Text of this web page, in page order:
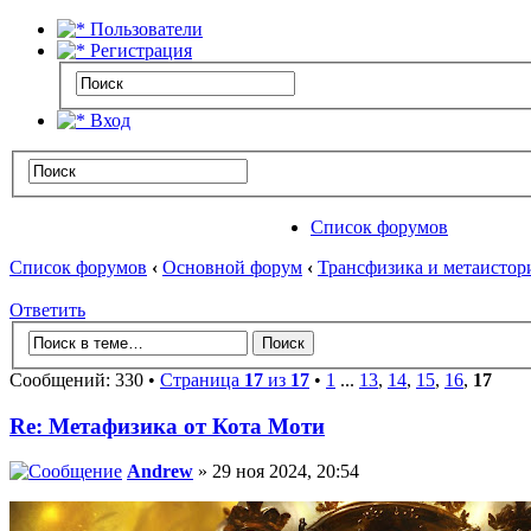
Пользователи
Регистрация
Вход
Список форумов
Список форумов ‹ Основной форум ‹ Трансфизика и
Ответить
Сообщений: 330 • Страница 17 из 17 • 1 ... 13, 14, 15, 16, 17
Re: Метафизика от Кота Моти
Andrew » 29 ноя 2024, 20:54